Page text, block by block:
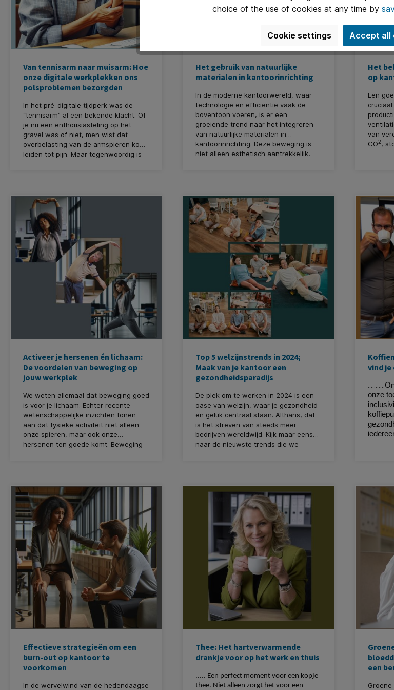
Van tennisarm naar muisarm: Hoe
onze digitale werkplekken ons
polsproblemen bezorgden
In het pré-digitale tijdperk was de
“tennisarm” al een bekende klacht. Of
je nu een enthousiasteling op het
gravel was of niet, men wist dat
overbelasting van de armspieren kon
leiden tot pijn. Maar tegenwoordig is
variant is bijgekomen: de *muisarm*.
Het gebruik van natuurlijke
materialen in kantoorinrichting
In de moderne kantoorwereld, waar
technologie en efficiëntie vaak de
boventoon voeren, is er een
groeiende trend naar het integreren
van natuurlijke materialen in
kantoorinrichting. Deze beweging is
niet alleen esthetisch aantrekkelijk,
begrijpen we het belang van een
gezonde en inspirerende
werkomgeving. Daarom delen we
graag de voordelen en toepassingen
van natuurlijke materialen in
kantoorruimtes.
Het
op
Een
van
CO2,
Activeer je hersenen én lichaam:
De voordelen van beweging op
jouw werkplek
We weten allemaal dat beweging goed
is voor je lichaam. Echter recente
wetenschappelijke inzichten tonen
aan dat fysieke activiteit niet alleen
onze spieren, maar ook onze
hersenen ten goede komt. Beweging
vormen. Dit resulteert in verbeterde
hersenfuncties zoals geheugen en
concentratie.
Top 5 welzijnstrends in 2024;
Maak van je kantoor een
gezondheidsparadijs
De plek om te werken in 2024 is een
oase van welzijn, waar je gezondheid
en geluk centraal staan. Althans, dat
is het streven van steeds meer
bedrijven wereldwijd. Kijk maar eens
naar de nieuwste trends die we
vind je
...........
onze
Effectieve strategieën om een
burn-out op kantoor te
voorkomen
In de wervelwind van de hedendaagse
Thee: Het hartverwarmende
drankje voor op het werk en thuis
..... Een perfect moment voor een kopje
thee. Niet alleen zorgt het voor een
een
choice of the use of cookies at any time by
Cookie settings Accept all